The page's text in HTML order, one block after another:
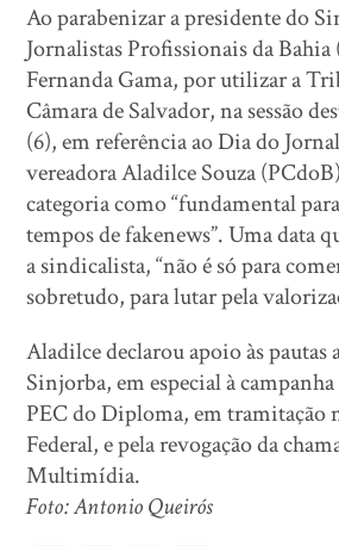
Ao parabenizar a presidente do
Jornalistas Profissionais da
Fernanda Gama, por utilizar a
Câmara de Salvador, na sessão
(6), em referência ao Dia do
vereadora Aladilce Souza
categoria como “fundamental
tempos de fakenews”. Uma data
a sindicalista, “não é só para
sobretudo, para lutar pela
Aladilce declarou apoio às pautas
Sinjorba, em especial à
PEC do Diploma, em tramitação
Federal, e pela revogação da
Multimídia.
Foto: Antonio Queirós